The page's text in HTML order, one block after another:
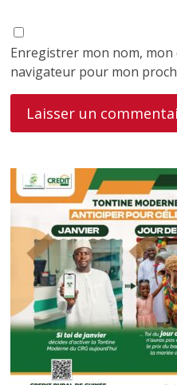
Enregistrer mon nom,
navigateur pour mon